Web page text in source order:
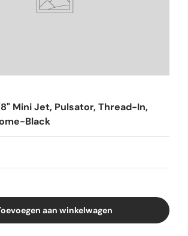
Mini Jet, Pulsator, Thread-In,
Black
aan winkelwagen